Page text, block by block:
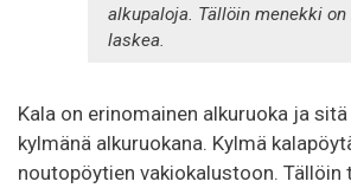
alkupaloja. Tällöin menekki on
laskea.
Kala on erinomainen alkuruoka ja
kylmänä alkuruokana. Kylmä
noutopöytien vakiokalustoon. Tällöin